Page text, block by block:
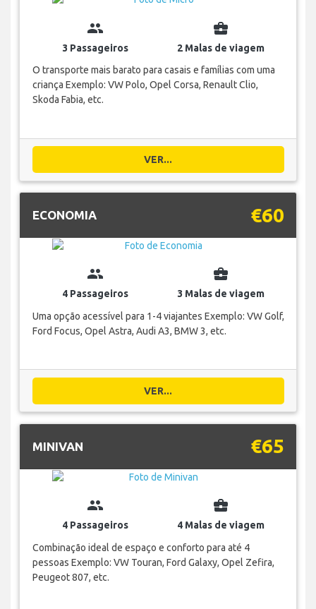
group
3 Passageiros
business_center
2 Malas de viagem
O transporte mais barato para casais e famílias com uma
criança Exemplo: VW Polo, Opel Corsa, Renault Clio,
Skoda Fabia, etc.
VER...
ECONOMIA €60
group
4 Passageiros
business_center
3 Malas de viagem
Uma opção acessível para 1-4 viajantes Exemplo: VW Golf,
Ford Focus, Opel Astra, Audi A3, BMW 3, etc.
VER...
MINIVAN €65
group
4 Passageiros
business_center
4 Malas de viagem
Combinação ideal de espaço e conforto para até 4
pessoas Exemplo: VW Touran, Ford Galaxy, Opel Zefira,
Peugeot 807, etc.